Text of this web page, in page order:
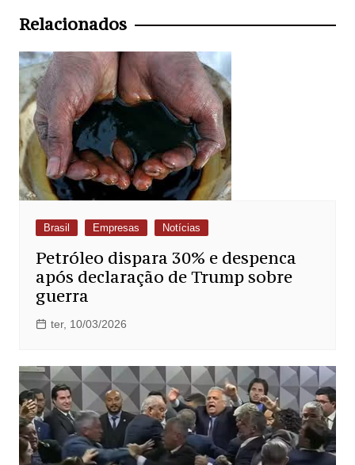
Post
Relacionados
Brasil Empresas Notícias
Petróleo dispara 30% e despenca
após declaração de Trump sobre
guerra
ter, 10/03/2026